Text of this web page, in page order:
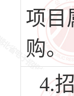
项目
购。
4.